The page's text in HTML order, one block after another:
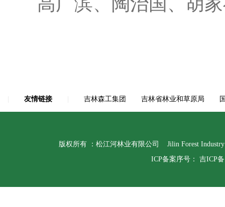
友情链接 吉林森工集团 吉林省林业和草原局
版权所有 ：松江河林业有限公司 Jilin Forest
ICP备案序号： 吉ICP